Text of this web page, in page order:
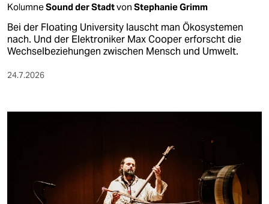
KolumneSound der Stadtvon Stephanie Grimm
Bei der Floating University lauscht man Ökosystemen
nach. Und der Elektroniker Max Cooper erforscht die
Wechselbeziehungen zwischen Mensch und Umwelt.
24.7.2026